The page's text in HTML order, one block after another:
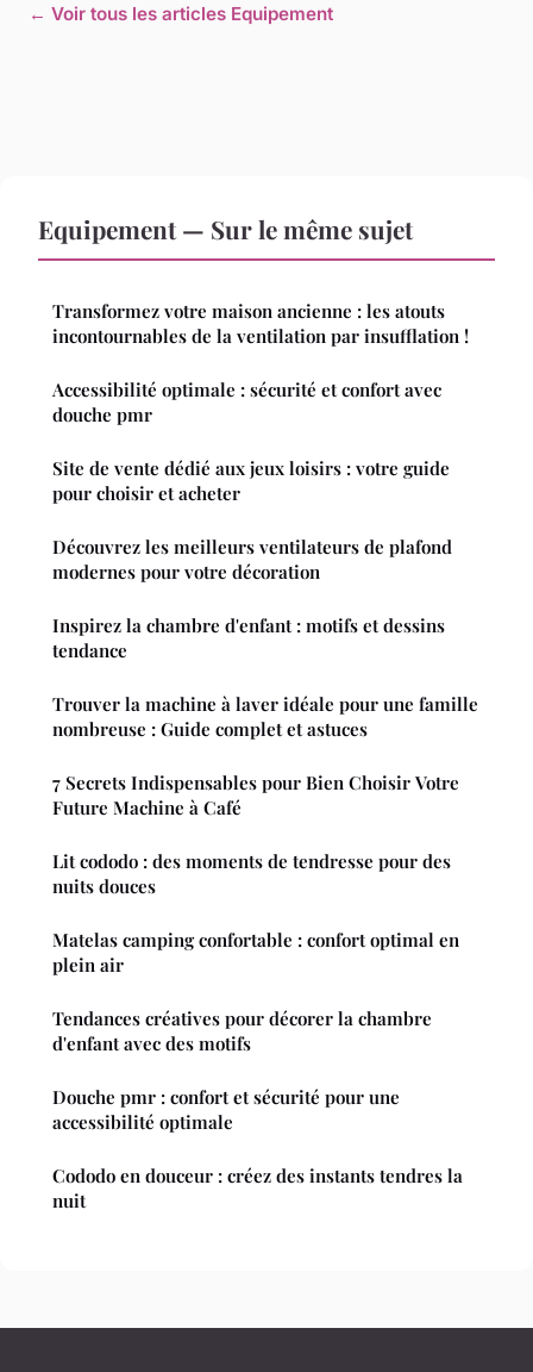
← Voir tous les articles Equipement
Equipement — Sur le même sujet
Transformez votre maison ancienne : les atouts
incontournables de la ventilation par insufflation !
Accessibilité optimale : sécurité et confort avec
douche pmr
Site de vente dédié aux jeux loisirs : votre guide
pour choisir et acheter
Découvrez les meilleurs ventilateurs de plafond
modernes pour votre décoration
Inspirez la chambre d'enfant : motifs et dessins
tendance
Trouver la machine à laver idéale pour une famille
nombreuse : Guide complet et astuces
7 Secrets Indispensables pour Bien Choisir Votre
Future Machine à Café
Lit cododo : des moments de tendresse pour des
nuits douces
Matelas camping confortable : confort optimal en
plein air
Tendances créatives pour décorer la chambre
d'enfant avec des motifs
Douche pmr : confort et sécurité pour une
accessibilité optimale
Cododo en douceur : créez des instants tendres la
nuit